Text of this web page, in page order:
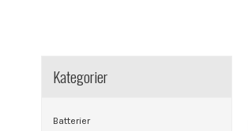
Kategorier
Batterier